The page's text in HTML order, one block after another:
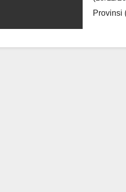
Provinsi